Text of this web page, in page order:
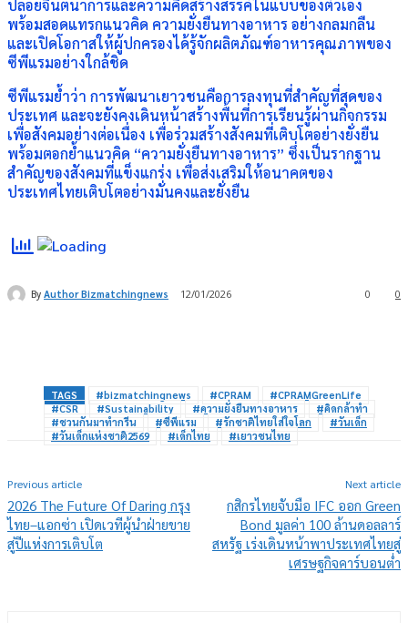
ปล่อยจินตนาการและความคิดสร้างสรรค์ในแบบของตัวเอง
พร้อมสอดแทรกแนวคิด ความยั่งยืนทางอาหาร อย่างกลมกลืน
และเปิดโอกาสให้ผู้ปกครองได้รู้จักผลิตภัณฑ์อาหารคุณภาพของ
ซีพีแรมอย่างใกล้ชิด
ซีพีแรมย้ำว่า การพัฒนาเยาวชนคือการลงทุนที่สำคัญที่สุดของ
ประเทศ และจะยังคงเดินหน้าสร้างพื้นที่การเรียนรู้ผ่านกิจกรรม
เพื่อสังคมอย่างต่อเนื่อง เพื่อร่วมสร้างสังคมที่เติบโตอย่างยั่งยืน
พร้อมตอกย้ำแนวคิด “ความยั่งยืนทางอาหาร” ซึ่งเป็นรากฐาน
สำคัญของสังคมที่แข็งแกร่ง เพื่อส่งเสริมให้อนาคตของ
ประเทศไทยเติบโตอย่างมั่นคงและยั่งยืน
By Author Bizmatchingnews 12/01/2026 0
0
TAGS #bizmatchingnews #CPRAM
#CPRAMGreenLife
#CSR
#Sustainability #ความยั่งยืนทางอาหาร
#คิดกล้าทำ
#ชวนกันมาทำกรีน
#ซีพีแรม #รักชาติไทยใส่ใจโลก
#วันเด็ก
#วันเด็กแห่งชาติ2569
#เด็กไทย #เยาวชนไทย
Previous article
2026 The Future Of Daring กรุง
ไทย–แอกซ่า เปิดเวทีผู้นำฝ่ายขาย
สู่ปีแห่งการเติบโต
Next article
กสิกรไทยจับมือ IFC ออก Green
Bond มูลค่า 100 ล้านดอลลาร์
สหรัฐ เร่งเดินหน้าพาประเทศไทยสู่
เศรษฐกิจคาร์บอนต่ำ